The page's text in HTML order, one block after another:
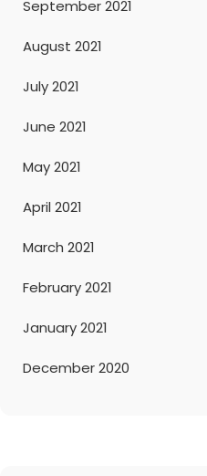
September 2021
August 2021
July 2021
June 2021
May 2021
April 2021
March 2021
February 2021
January 2021
December 2020